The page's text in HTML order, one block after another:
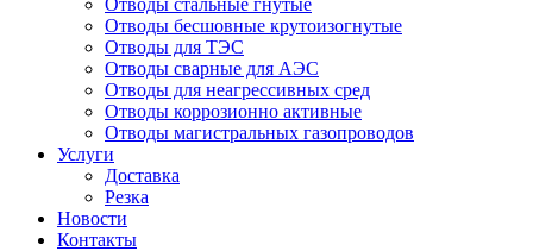
Отводы стальные гнутые
Отводы бесшовные крутоизогнутые
Отводы для ТЭС
Отводы сварные для АЭС
Отводы для неагрессивных сред
Отводы коррозионно активные
Отводы магистральных газопроводов
Услуги
Доставка
Резка
Новости
Контакты